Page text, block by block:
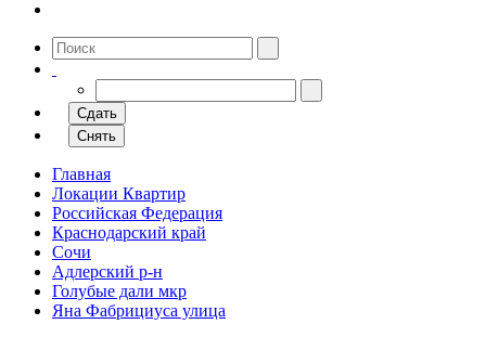
Сдать
Снять
Главная
Локации Квартир
Российская Федерация
Краснодарский край
Сочи
Адлерский р-н
Голубые дали мкр
Яна Фабрициуса улица